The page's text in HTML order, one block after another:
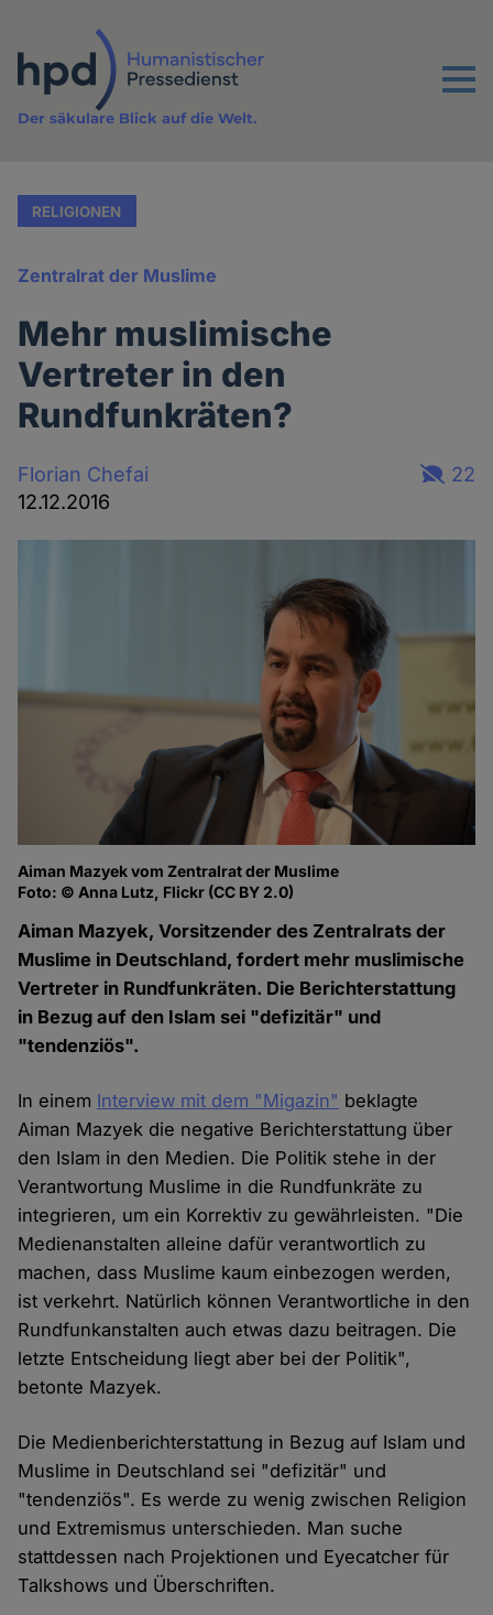
Inhalt
Menu
Der säkulare Blick auf die Welt.
RELIGIONEN
Zentralrat der Muslime
Mehr muslimische
Vertreter in den
Rundfunkräten?
Florian Chefai
12.12.2016
22
Aiman Mazyek vom Zentralrat der Muslime
Foto: © Anna Lutz, Flickr (CC BY 2.0)
Aiman Mazyek, Vorsitzender des Zentralrats der
Muslime in Deutschland, fordert mehr muslimische
Vertreter in Rundfunkräten. Die Berichterstattung
in Bezug auf den Islam sei "defizitär" und
"tendenziös".
In einem Interview mit dem "Migazin" beklagte
Aiman Mazyek die negative Berichterstattung über
den Islam in den Medien. Die Politik stehe in der
Verantwortung Muslime in die Rundfunkräte zu
integrieren, um ein Korrektiv zu gewährleisten. "Die
Medienanstalten alleine dafür verantwortlich zu
machen, dass Muslime kaum einbezogen werden,
ist verkehrt. Natürlich können Verantwortliche in den
Rundfunkanstalten auch etwas dazu beitragen. Die
letzte Entscheidung liegt aber bei der Politik",
betonte Mazyek.
Die Medienberichterstattung in Bezug auf Islam und
Muslime in Deutschland sei "defizitär" und
"tendenziös". Es werde zu wenig zwischen Religion
und Extremismus unterschieden. Man suche
stattdessen nach Projektionen und Eyecatcher für
Talkshows und Überschriften.